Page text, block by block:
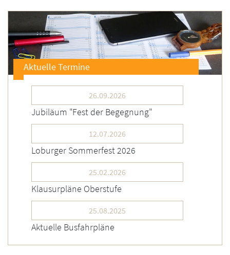
Aktuelle Termine
26.09.2026
Jubiläum "Fest der Begegnung"
12.07.2026
Loburger Sommerfest 2026
25.02.2026
Klausurpläne Oberstufe
25.08.2025
Aktuelle Busfahrpläne